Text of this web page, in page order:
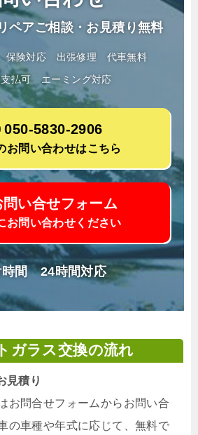
ペアご相談・お見積り無料
保険対応 出張修理
代車無料
払可
エーミング対応
050-5830-2906
お問い合わせはこちら
問い合せフォーム
お問い合わせください
時間 24時間対応
ガラス交換の流れ
見積り
お問合せフォームからお問い合
の車種や年式に応じて、無料で